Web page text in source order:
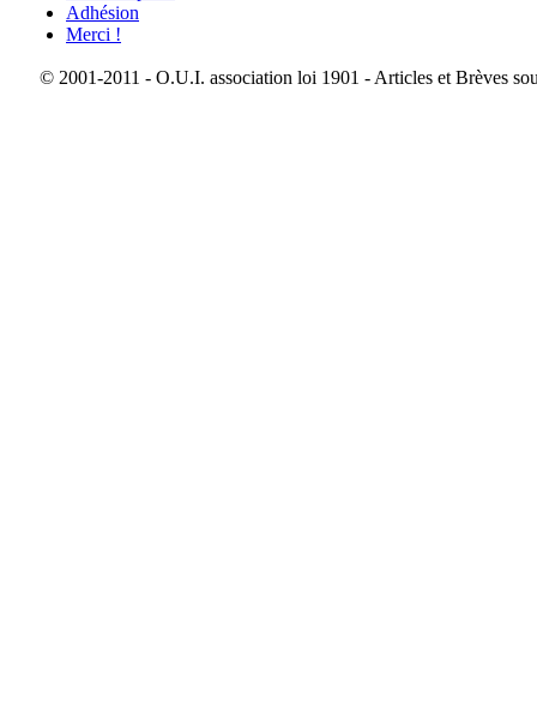
Adhésion
Merci !
© 2001-2011 - O.U.I. association loi 1901 - Articles et Brèves